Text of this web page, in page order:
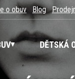
o obuv Blog
DĚTSKÁ